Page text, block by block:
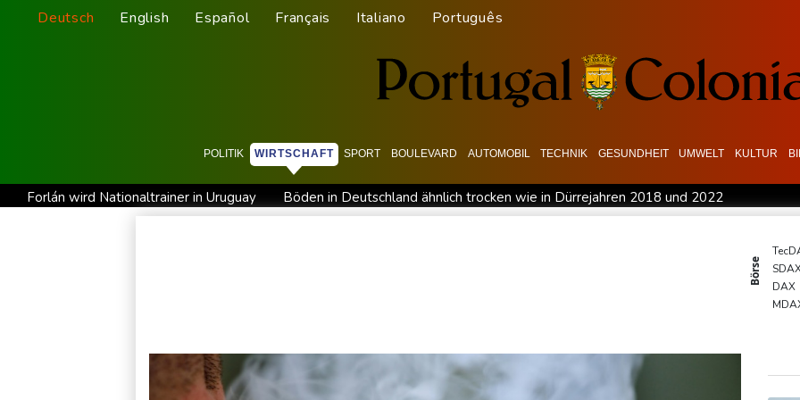
Deutsch English Español Français Italiano Português
POLITIK WIRTSCHAFT SPORT BOULEVARD AUTOMOBIL TECHNIK GESUNDHEIT UMWELT KULTUR
Forlán wird Nationaltrainer in Uruguay
Böden in Deutschland ähnlich trocken wie in Dürrejahren 2018 und 2022
Fund von Sprengstoffdrohne sorgt für
Niedrigwasser: Bilger erwägt Aufhebung von Sonn- und
Knöchelbruch: Lamparter muss nach Sturz operiert
Börse
DAX